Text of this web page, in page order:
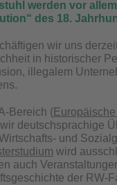
werden vor
des 18.
wir uns
in historischer
illegalem
Bereich (
deutschsprachige
und
wird
auch
der RW-